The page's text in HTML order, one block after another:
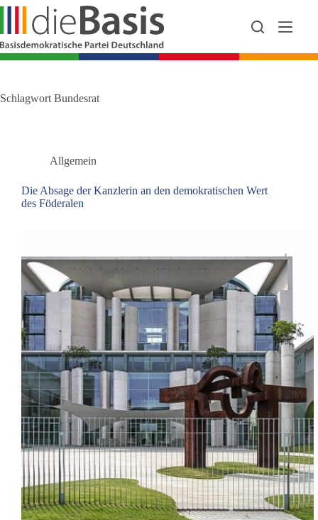
Zum
springen
Schlagwort Bundesrat
Allgemein
Die Absage der Kanzlerin an den demokratischen Wert
des Föderalen